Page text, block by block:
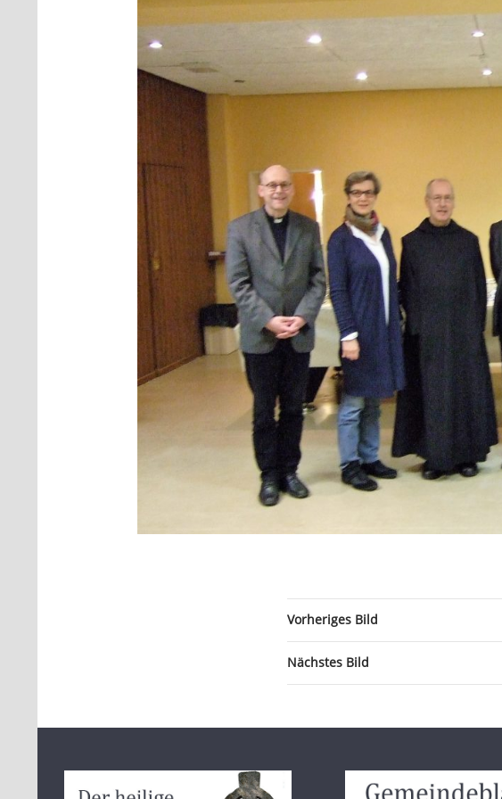
Vorheriges Bild
Nächstes Bild